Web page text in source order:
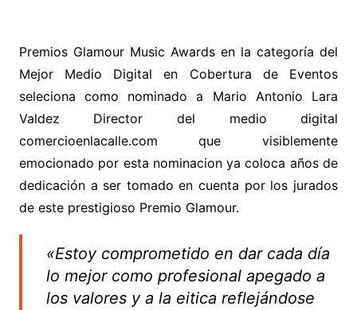
Premios Glamour Music Awards en la categoría del
Mejor Medio Digital en Cobertura de Eventos
seleciona como nominado a Mario Antonio Lara
Valdez Director del medio digital
comercioenlacalle.com que visiblemente
emocionado por esta nominacion ya coloca años de
dedicación a ser tomado en cuenta por los jurados
de este prestigioso Premio Glamour.
«Estoy comprometido en dar cada día
lo mejor como profesional apegado a
los valores y a la eitica reflejándose